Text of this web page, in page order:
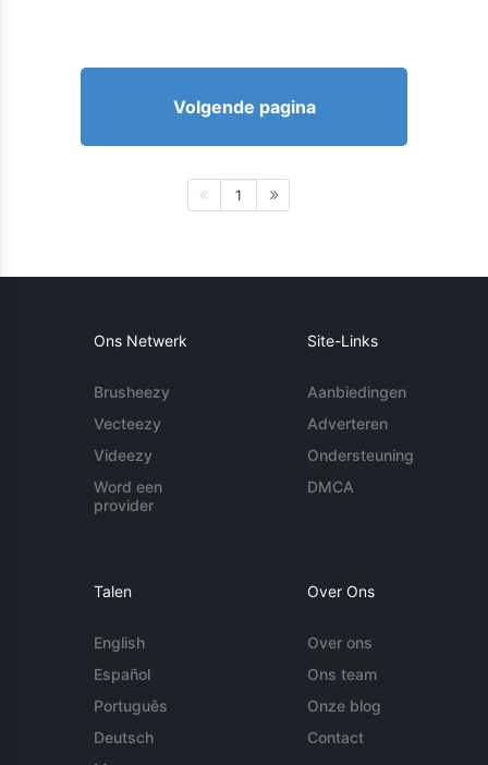
Volgende pagina
1
Ons Netwerk
Brusheezy
Vecteezy
Videezy
Word een
provider
Site-Links
Aanbiedingen
Adverteren
Ondersteuning
DMCA
Talen
English
Español
Português
Deutsch
Over Ons
Over ons
Ons team
Onze blog
Contact